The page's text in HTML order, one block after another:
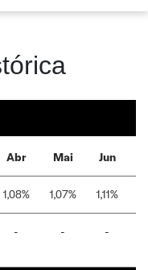
Abr Mai Jun
1,08% 1,07% 1,11%
- - -